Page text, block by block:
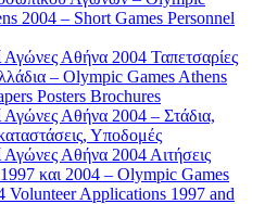
2004 – Short Games Personnel
Αγώνες Αθήνα 2004 Ταπετσαρίες
– Olympic Games Athens
Posters Brochures
Αγώνες Αθήνα 2004 – Στάδια,
Υποδομές
Αγώνες Αθήνα 2004 Αιτήσεις
και 2004 – Olympic Games
Volunteer Applications 1997 and